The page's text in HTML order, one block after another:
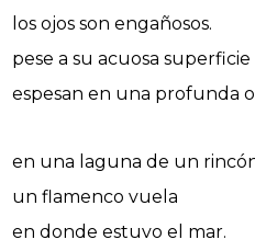
los ojos son engañosos.
pese a su acuosa superficie
espesan en una profunda
en una laguna de un
un flamenco vuela
en donde estuvo el mar.